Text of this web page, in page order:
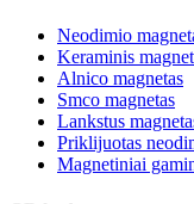
Neodimio
Keraminis
Alnico magnetas
Smco magnetas
Lankstus
Priklijuotas
Magnetiniai